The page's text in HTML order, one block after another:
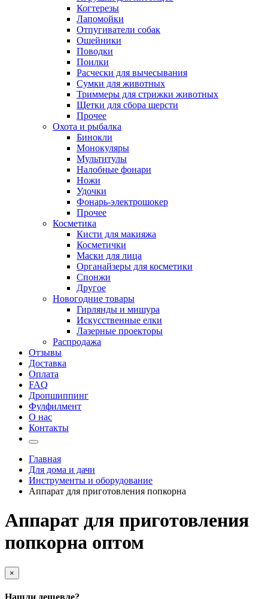
Когтерезы
Лапомойки
Отпугиватели собак
Ошейники
Поводки
Поилки
Расчески для вычесывания
Сумки для животных
Триммеры для стрижки животных
Щетки для сбора шерсти
Прочее
Охота и рыбалка
Бинокли
Монокуляры
Мультитулы
Налобные фонари
Ножи
Удочки
Фонарь-электрошокер
Прочее
Косметика
Кисти для макияжа
Косметички
Маски для лица
Органайзеры для косметики
Спонжи
Другое
Новогодние товары
Гирлянды и мишура
Искусственные елки
Лазерные проекторы
Распродажа
Отзывы
Доставка
Оплата
FAQ
Дропшиппинг
Фулфилмент
О нас
Контакты
Главная
Для дома и дачи
Инструменты и оборудование
Аппарат для приготовления попкорна
Аппарат для приготовления
попкорна оптом
×